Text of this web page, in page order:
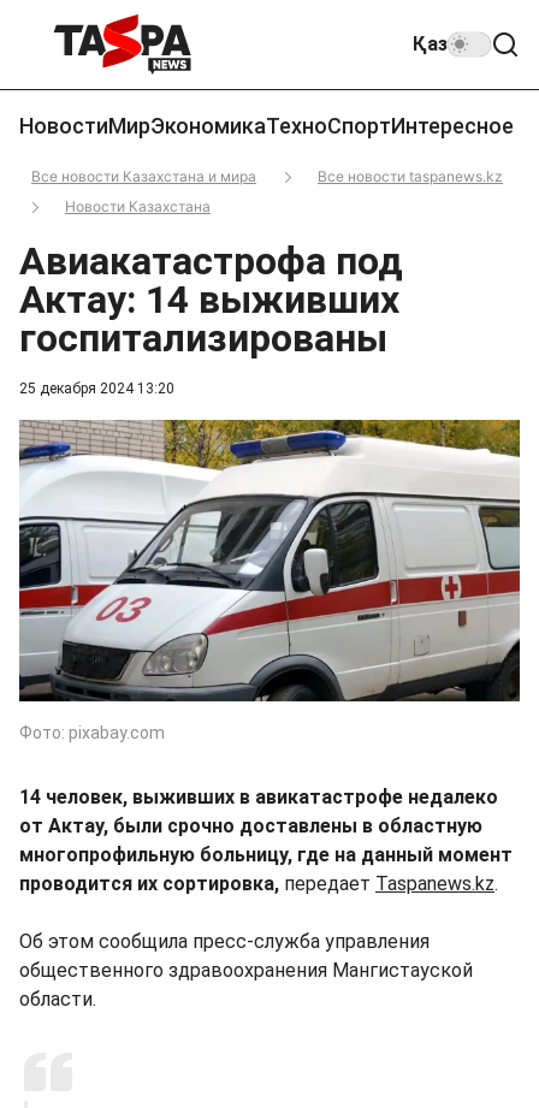
Қаз
НовостиМирЭкономикаТехноСпортИнтересное
Все новости Казахстана и мира
Все новости taspanews.kz
Новости Казахстана
25 декабря 2024 13:20
Авиакатастрофа под
Актау: 14 выживших
госпитализированы
Фото: pixabay.com
14 человек, выживших в авикатастрофе недалеко
от Актау, были срочно доставлены в областную
многопрофильную больницу, где на данный момент
проводится их сортировка, передает Taspanews.kz.
Об этом сообщила пресс-служба управления
общественного здравоохранения Мангистауской
области.